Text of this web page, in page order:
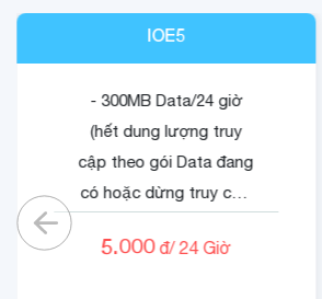
IOE5
- 300MB Data/24 giờ
(hết dung lượng truy
cập theo gói Data đang
có hoặc dừng truy cập
- Cộng 500 RUBY.
5.000đ/ 24 Giờ